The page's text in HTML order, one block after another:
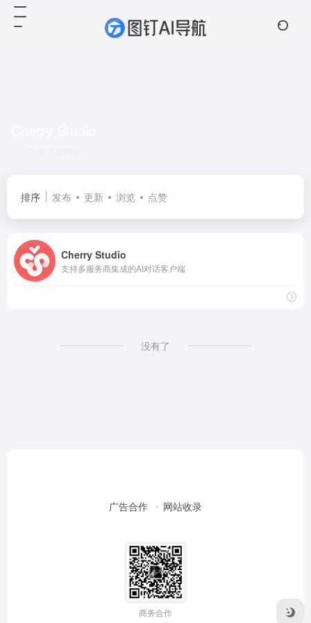
排序 发布 更新 浏览 点赞
Cherry Studio
支持多服务商集成的AI对话客户端
没有了
广告合作 网站收录
商务合作